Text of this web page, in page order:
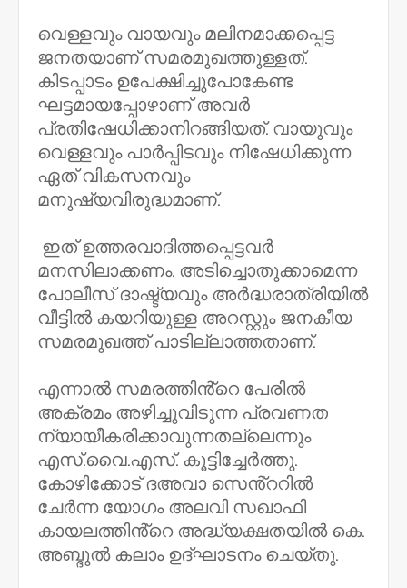
വെള്ളവും വായവും മലിനമാക്കപ്പെട്ട
ജനതയാണ് സമരമുഖത്തുള്ളത്.
കിടപ്പാടം ഉപേക്ഷിച്ചുപോകേണ്ട
ഘട്ടമായപ്പോഴാണ് അവർ
പ്രതിഷേധിക്കാനിറങ്ങിയത്. വായുവും
വെള്ളവും പാർപ്പിടവും നിഷേധിക്കുന്ന
ഏത് വികസനവും
മനുഷ്യവിരുദ്ധമാണ്.
ഇത് ഉത്തരവാദിത്തപ്പെട്ടവർ
മനസിലാക്കണം. അടിച്ചൊതുക്കാമെന്ന
പോലീസ് ദാഷ്ട്യവും അർദ്ധരാത്രിയിൽ
വീട്ടിൽ കയറിയുള്ള അറസ്റ്റും ജനകീയ
സമരമുഖത്ത് പാടില്ലാത്തതാണ്.
എന്നാൽ സമരത്തിൻ്റെ പേരിൽ
അക്രമം അഴിച്ചുവിടുന്ന പ്രവണത
ന്യായീകരിക്കാവുന്നതല്ലെന്നും
എസ്.വൈ.എസ്. കൂട്ടിച്ചേർത്തു.
കോഴിക്കോട് ദഅവാ സെൻ്ററിൽ
ചേർന്ന യോഗം അലവി സഖാഫി
കായലത്തിൻ്റെ അദ്ധ്യക്ഷതയിൽ കെ.
അബ്ദുൽ കലാം ഉദ്ഘാടനം ചെയ്തു.